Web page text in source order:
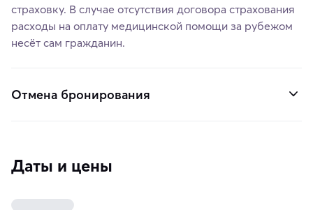
страховку. В случае отсутствия договора страхования
расходы на оплату медицинской помощи за рубежом
несёт сам гражданин.
Отмена бронирования
Даты и цены